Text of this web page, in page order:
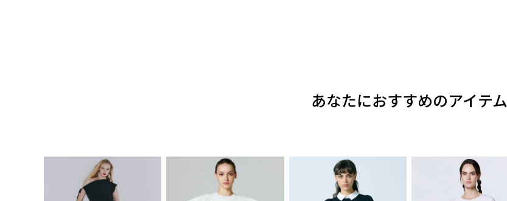
あなたにおすすめのアイテム